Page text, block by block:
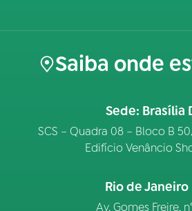
Saiba onde
Sede: Brasília
SCS – Quadra 08 – Bloco B
Edifício Venâncio
Rio de Janeiro
Av. Gomes Freire,